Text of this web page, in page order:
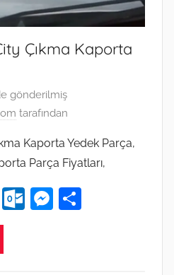
Çıkma Kaporta
gönderilmiş
tarafından
Kaporta Yedek Parça,
Parça Fiyatları,
T
O
M